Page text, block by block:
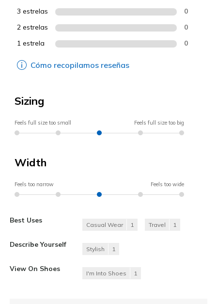
3 estrelas 0
2 estrelas 0
1 estrela 0
Cómo recopilamos reseñas
Sizing
Feels full size too small Feels full size too big
Width
Feels too narrow Feels too wide
Best Uses
Casual Wear 1 Travel 1
Describe Yourself
Stylish 1
View On Shoes
I'm Into Shoes 1